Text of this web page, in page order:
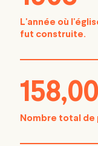
L'année où
fut construite.
Nombre total de